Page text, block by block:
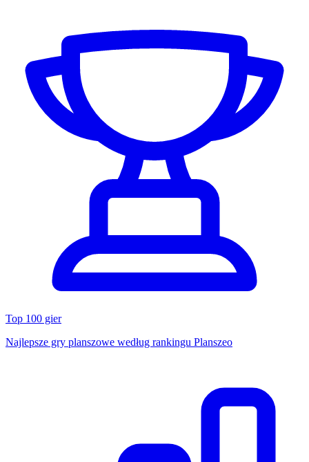
Top 100 gier
Najlepsze gry planszowe według rankingu Planszeo